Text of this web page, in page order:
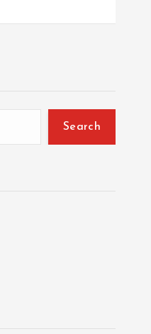
Search